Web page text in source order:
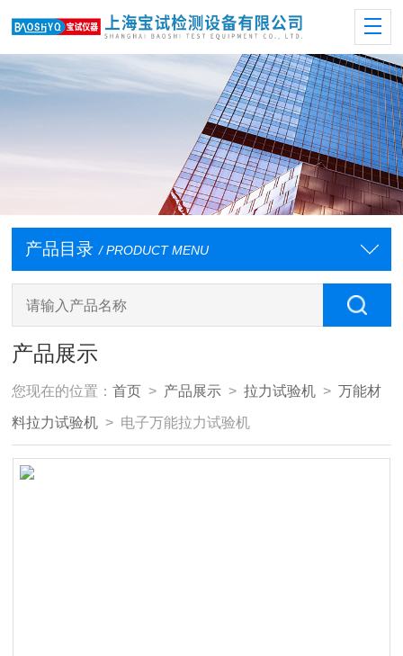
产品目录 / PRODUCT MENU
产品展示
您现在的位置：首页 > 产品展示 >拉力试验机 >万能材
料拉力试验机 > 电子万能拉力试验机